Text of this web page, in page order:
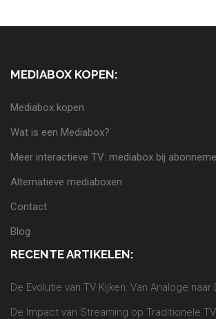
MEDIABOX KOPEN:
Mediabox kopen
Wat is een Mediabox?
Meer interactieve TV: mediabox bij
Alternatieve mediaboxen
Contact
Blog
RECENTE ARTIKELEN:
De Evolutie van TV Kijken: Van Analoge
De Impact van Streaming op Traditionele